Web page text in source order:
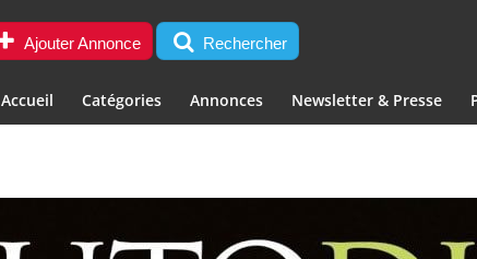
Ajouter Annonce Rechercher
Accueil Catégories Annonces Newsletter & Presse